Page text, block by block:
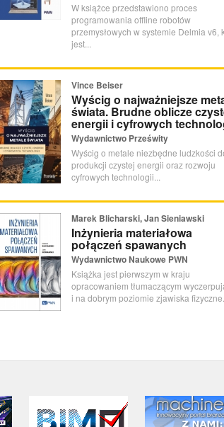
W książce przedstawiono proces
programowania offline robotów
przemysłowych w systemie Delmia v6,
jest...
Vince Beiser
Wyścig o najważniejsze
świata. Brudne oblicze
energii i cyfrowych
Wydawnictwo Prześwity
Wyścig o metale niezbędne ludzkości
produkcji czystej energii oraz rozwoju
cyfrowych technologii...
Marek Blicharski, Jan Sieniawski
Inżynieria materiałowa
połączeń spawanych
Wydawnictwo Naukowe PWN
Książka jest pierwszym w kraju
opracowaniem tłumaczącym
i na dobrym poziomie zjawiska fizyczne...